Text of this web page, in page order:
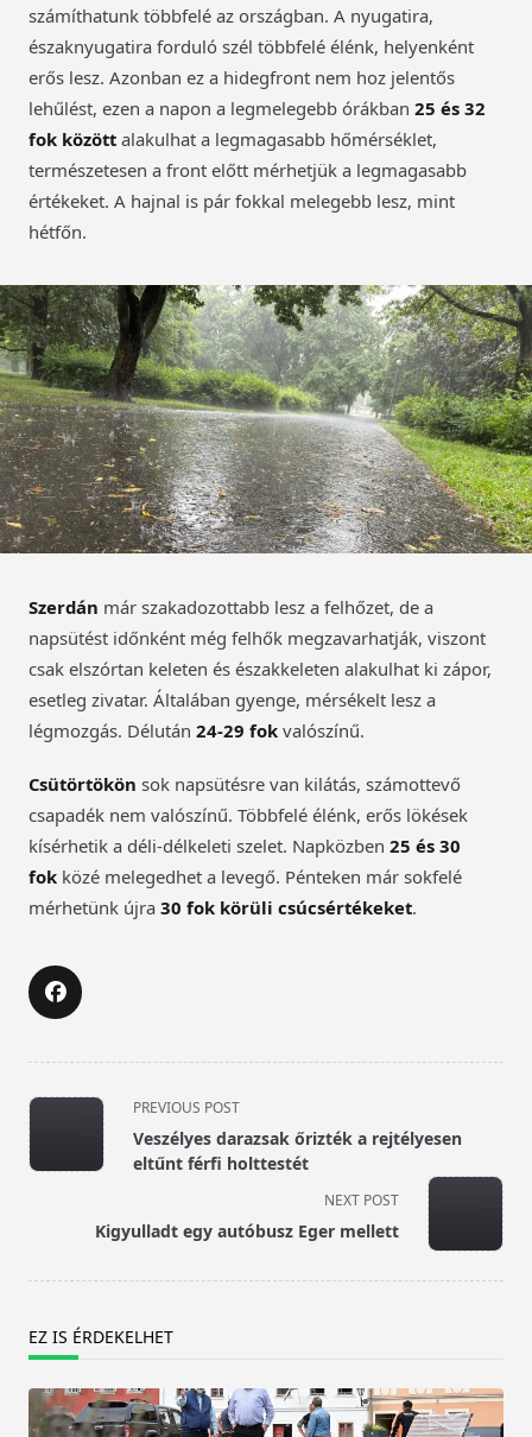
számíthatunk többfelé az országban. A nyugatira,
északnyugatira forduló szél többfelé élénk, helyenként
erős lesz. Azonban ez a hidegfront nem hoz jelentős
lehűlést, ezen a napon a legmelegebb órákban 25 és 32
fok között alakulhat a legmagasabb hőmérséklet,
természetesen a front előtt mérhetjük a legmagasabb
értékeket. A hajnal is pár fokkal melegebb lesz, mint
hétfőn.
Szerdán már szakadozottabb lesz a felhőzet, de a
napsütést időnként még felhők megzavarhatják, viszont
csak elszórtan keleten és északkeleten alakulhat ki zápor,
esetleg zivatar. Általában gyenge, mérsékelt lesz a
légmozgás. Délután 24-29 fok valószínű.
Csütörtökön sok napsütésre van kilátás, számottevő
csapadék nem valószínű. Többfelé élénk, erős lökések
kísérhetik a déli-délkeleti szelet. Napközben 25 és 30
fok közé melegedhet a levegő. Pénteken már sokfelé
mérhetünk újra 30 fok körüli csúcsértékeket.
<span
class="nav-
subtitle
text">Page</span>
PREVIOUS POST
Veszélyes darazsak őrizték a rejtélyesen
eltűnt férfi holttestét
NEXT POST
Kigyulladt egy autóbusz Eger mellett
EZ IS ÉRDEKELHET